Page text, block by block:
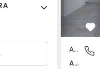
Av.
Apartamento
Av. Boavista, Porto